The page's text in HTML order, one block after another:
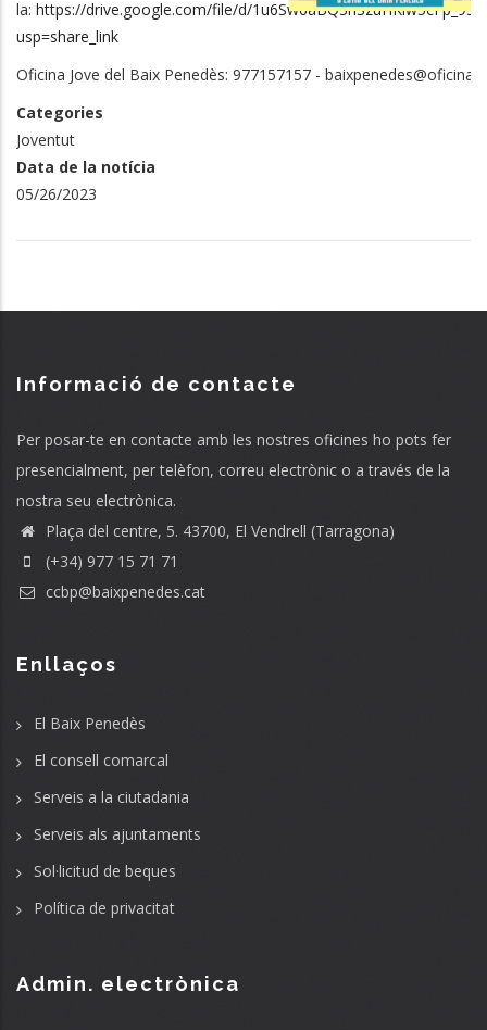
la: https://drive.google.com/file/d/
usp=share_link
Oficina Jove del Baix Penedès: 977157157 -
Categories
Joventut
Data de la notícia
05/26/2023
Informació de contacte
Per posar-te en contacte amb les nostres oficines ho pots fer
presencialment, per telèfon, correu electrònic o a través de la
nostra seu electrònica.
Plaça del centre, 5. 43700, El Vendrell (Tarragona)
(+34) 977 15 71 71
ccbp@baixpenedes.cat
Enllaços
El Baix Penedès
El consell comarcal
Serveis a la ciutadania
Serveis als ajuntaments
Sol·licitud de beques
Política de privacitat
Admin. electrònica